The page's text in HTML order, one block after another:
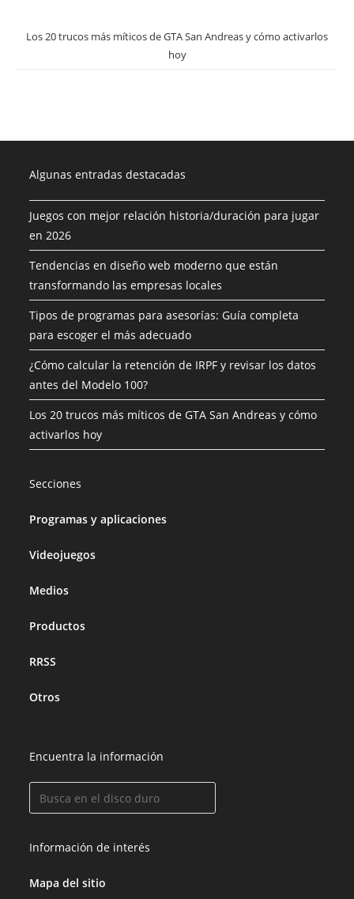
Los 20 trucos más míticos de GTA San Andreas y cómo activarlos
hoy
Algunas entradas destacadas
Juegos con mejor relación historia/duración para jugar
en 2026
Tendencias en diseño web moderno que están
transformando las empresas locales
Tipos de programas para asesorías: Guía completa
para escoger el más adecuado
¿Cómo calcular la retención de IRPF y revisar los datos
antes del Modelo 100?
Los 20 trucos más míticos de GTA San Andreas y cómo
activarlos hoy
Secciones
Programas y aplicaciones
Videojuegos
Medios
Productos
RRSS
Otros
Encuentra la información
Información de interés
Mapa del sitio